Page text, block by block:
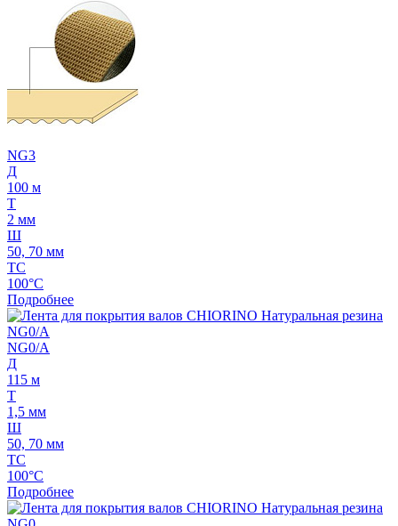
NG3
Д
100 м
Т
2 мм
Ш
50, 70 мм
ТС
100°C
Подробнее
NG0/A
Д
115 м
Т
1,5 мм
Ш
50, 70 мм
ТС
100°C
Подробнее